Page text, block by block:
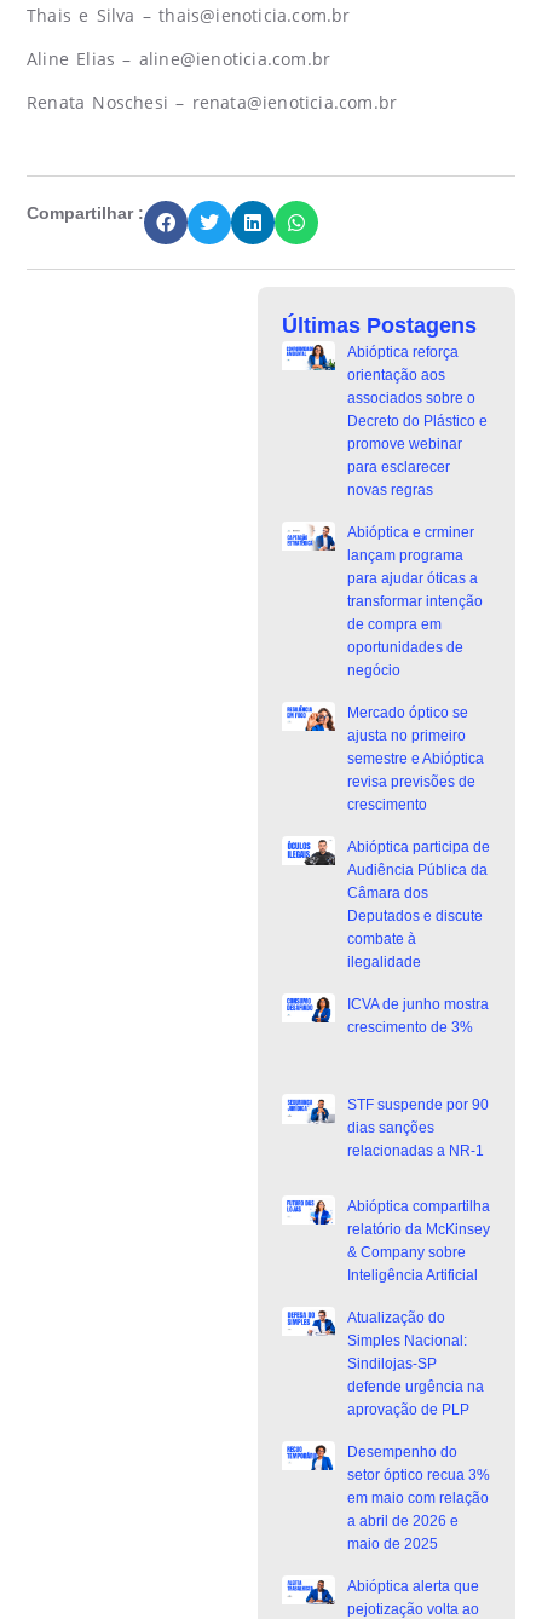
Thais e Silva –thais@ienoticia.com.br
Aline Elias – aline@ienoticia.com.br
Renata Noschesi – renata@ienoticia.com.br
Compartilhar :
Últimas Postagens
Abióptica reforça
orientação aos
associados sobre o
Decreto do Plástico e
promove webinar
para esclarecer
novas regras
Abióptica e crminer
lançam programa
para ajudar óticas a
transformar intenção
de compra em
oportunidades de
negócio
Mercado óptico se
ajusta no primeiro
semestre e Abióptica
revisa previsões de
crescimento
Abióptica participa de
Audiência Pública da
Câmara dos
Deputados e discute
combate à
ilegalidade
ICVA de junho mostra
crescimento de 3%
STF suspende por 90
dias sanções
relacionadas a NR-1
Abióptica compartilha
relatório da McKinsey
& Company sobre
Inteligência Artificial
Atualização do
Simples Nacional:
Sindilojas-SP
defende urgência na
aprovação de PLP
Desempenho do
setor óptico recua 3%
em maio com relação
a abril de 2026 e
maio de 2025
Abióptica alerta que
pejotização volta ao